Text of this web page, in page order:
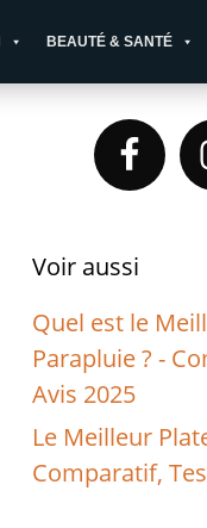
BEAUTÉ & SANTÉ
Primary
Sidebar
Voir aussi
Quel est le
Parapluie ? -
Avis 2025
Le Meilleur
Comparatif,